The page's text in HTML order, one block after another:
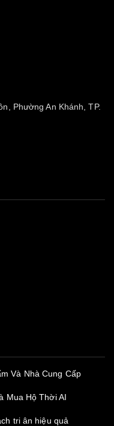
Phường An Khánh, TP.
Và Nhà Cung Cấp
Mua Hộ Thời AI
tri ân hiệu quả